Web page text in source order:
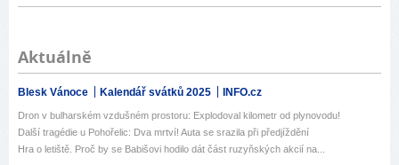
Aktuálně
Blesk Vánoce Kalendář svátků 2025 INFO.cz
Dron v bulharském vzdušném prostoru: Explodoval kilometr od plynovodu!
Další tragédie u Pohořelic: Dva mrtví! Auta se srazila při předjíždění
Hra o letiště. Proč by se Babišovi hodilo dát část ruzyňských akcií na...